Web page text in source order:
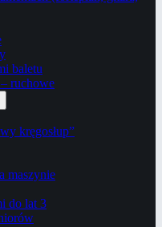
baletu
ruchowe
kręgosłup”
maszynie
do lat 3